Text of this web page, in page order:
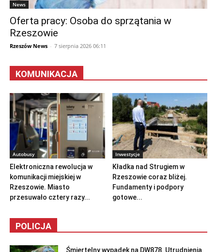
News
Oferta pracy: Osoba do sprzątania w
Rzeszowie
Rzeszów News - 7 sierpnia 2026 06:11
KOMUNIKACJA
Autobusy
Elektroniczna rewolucja w
komunikacji miejskiej w
Rzeszowie. Miasto
przesuwało cztery razy...
Inwestycje
Kładka nad Strugiem w
Rzeszowie coraz bliżej.
Fundamenty i podpory
gotowe...
POLICJA
Śmiertelny wypadek na DW878. Utrudnienia